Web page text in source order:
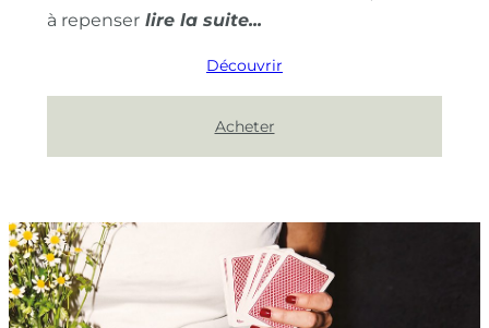
à repenser
Découvrir
Acheter